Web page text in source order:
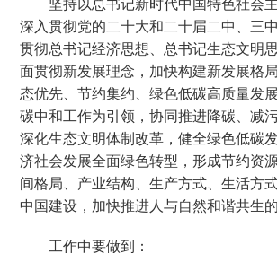
坚持以总书记新时代中国特色社会
深入贯彻党的二十大和二十届二中、三
贯彻总书记经济思想、总书记生态文明
面贯彻新发展理念，加快构建新发展格
态优先、节约集约、绿色低碳高质量发
碳中和工作为引领，协同推进降碳、减
深化生态文明体制改革，健全绿色低碳
济社会发展全面绿色转型，形成节约资
间格局、产业结构、生产方式、生活方
中国建设，加快推进人与自然和谐共生的
工作中要做到：